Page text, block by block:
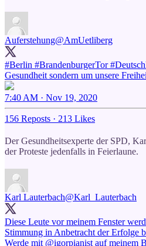
Auferstehung@AmUetliberg
#Berlin #BrandenburgerTor
Gesundheit sondern um unsere
7:40 AM · Nov 19, 2020
156 Reposts · 213 Likes
Der Gesundheitsexperte der SPD,
der Proteste jedenfalls in Feierlaune.
Karl Lauterbach@Karl_Lauterbach
Diese Leute vor meinem Fenster
Stimmung in Anbetracht der Erfolge
Werde mit ⁦ @igorpianist auf meinem